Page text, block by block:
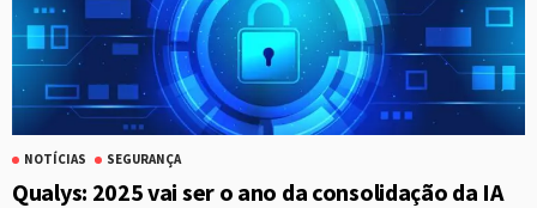
NOTÍCIAS SEGURANÇA
Qualys: 2025 vai ser o ano da consolidação da IA